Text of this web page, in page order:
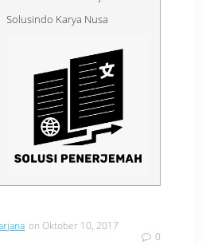
Solusindo Karya Nusa
on Oktober 10, 2017
0